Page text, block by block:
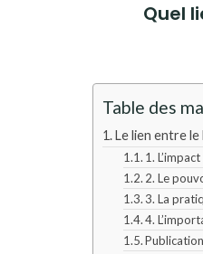
Quel
Table des
Le lien entre
1.
2. Le
3. La
4.